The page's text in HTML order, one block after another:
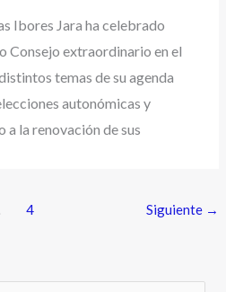
Ibores Jara ha celebrado
Consejo extraordinario en el
temas de su agenda
autonómicas y
a la renovación de sus
4 Siguiente →